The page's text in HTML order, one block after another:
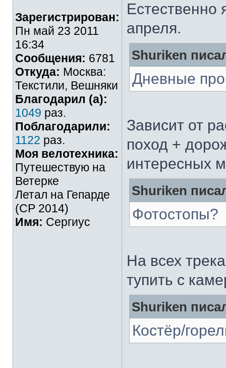
Зарегистрирован:
Пн май 23 2011
16:34
Сообщения: 6781
Откуда: Москва:
Текстили, Вешняки
Благодарил (а):
1049 раз.
Поблагодарили:
1122 раз.
Моя велотехника:
Путешествую на
Ветерке
Летал на Гепарде
(СР 2014)
Имя: Сергиус
Естественно
апреля.
Shuriken
Дневные
Зависит от
поход +
интересных
Shuriken
Фотостопы?
На всех
тупить с
Shuriken
Костёр/